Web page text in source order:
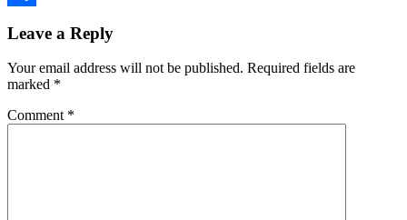
Leave a Reply
Your email address will not be published. Required fields are
marked *
Comment *